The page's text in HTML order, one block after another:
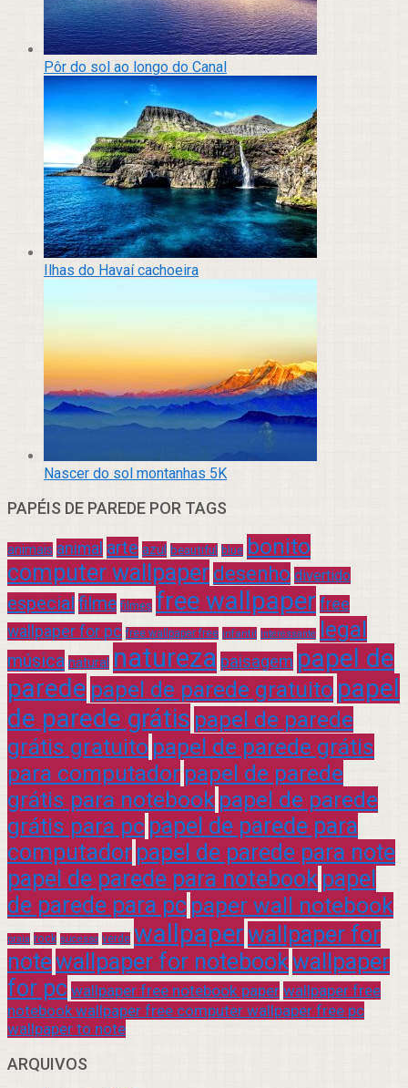
Pôr do sol ao longo do Canal
Ilhas do Havaí cachoeira
Nascer do sol montanhas 5K
PAPÉIS DE PAREDE POR TAGS
animais animal arte azul beautiful blue bonito
computer wallpaper desenho divertido
especial filme filmes free wallpaper free
wallpaper for pc free wallpaper free infantil interessante legal
música natural natureza paisagem papel de
parede papel de parede gratuito papel
de parede grátis papel de parede
grátis gratuito papel de parede grátis
para computador papel de parede
grátis para notebook papel de parede
grátis para pc papel de parede para
computador papel de parede para note
papel de parede para notebook papel
de parede para pc paper wall notebook
praia rock sucesso verde wallpaperwallpaper for
notewallpaper for notebookwallpaper
for pc wallpaper free notebook paper wallpaper free
notebook wallpaper free computer wallpaper free pc
wallpaper to note
ARQUIVOS